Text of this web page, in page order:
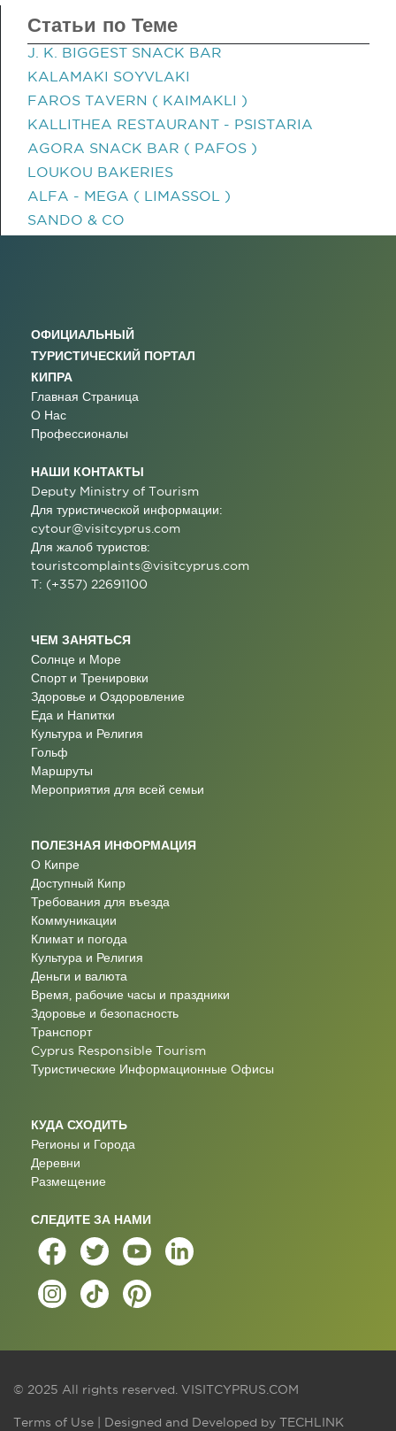
Статьи по Теме
J. K. BIGGEST SNACK BAR
KALAMAKI SOYVLAKI
FAROS TAVERN ( KAIMAKLI )
KALLITHEA RESTAURANT - PSISTARIA
AGORA SNACK BAR ( PAFOS )
LOUKOU BAKERIES
ALFA - MEGA ( LIMASSOL )
SANDO & CO
ОФИЦИАЛЬНЫЙ
ТУРИСТИЧЕСКИЙ ПОРТАЛ
КИПРА
Главная Страница
О Нас
Профессионалы
НАШИ КОНТАКТЫ
Deputy Ministry of Tourism
Для туристической информации:
cytour@visitcyprus.com
Для жалоб туристов:
touristcomplaints@visitcyprus.com
T: (+357) 22691100
ЧЕМ ЗАНЯТЬСЯ
Солнце и Море
Спорт и Тренировки
Здоровье и Оздоровление
Еда и Напитки
Культура и Религия
Гольф
Маршруты
Мероприятия для всей семьи
ПОЛЕЗНАЯ ИНФОРМАЦИЯ
О Кипре
Доступный Кипр
Требования для въезда
Коммуникации
Климат и погода
Культура и Религия
Деньги и валюта
Время, рабочие часы и праздники
Здоровье и безопасность
Транспорт
Cyprus Responsible Tourism
Туристические Информационные Oфисы
КУДА СХОДИТЬ
Регионы и Города
Деревни
Размещение
СЛЕДИТЕ ЗА НАМИ
© 2025 All rights reserved. VISITCYPRUS.COM
Terms of Use | Designed and Developed by TECHLINK